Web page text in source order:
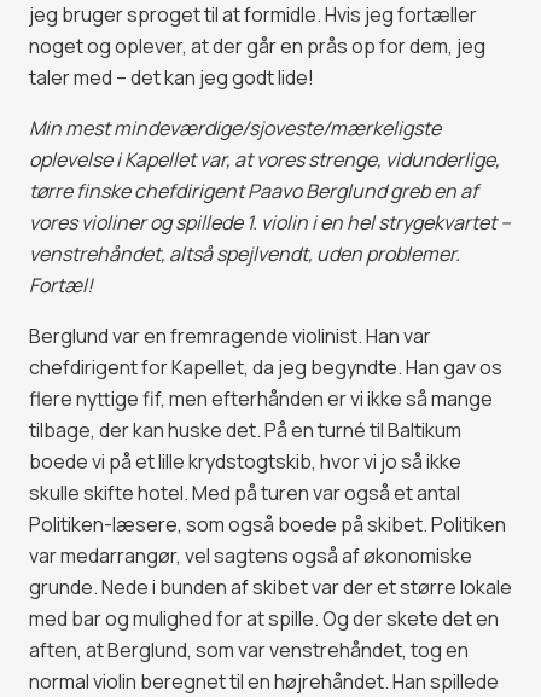
jeg bruger sproget til at formidle. Hvis jeg fortæller
noget og oplever, at der går en prås op for dem, jeg
taler med – det kan jeg godt lide!
Min mest mindeværdige/sjoveste/mærkeligste
oplevelse i Kapellet var, at vores strenge, vidunderlige,
tørre finske chefdirigent Paavo Berglund greb en af
vores violiner og spillede 1. violin i en hel strygekvartet –
venstrehåndet, altså spejlvendt, uden problemer.
Fortæl!
Berglund var en fremragende violinist. Han var
chefdirigent for Kapellet, da jeg begyndte. Han gav os
flere nyttige fif, men efterhånden er vi ikke så mange
tilbage, der kan huske det. På en turné til Baltikum
boede vi på et lille krydstogtskib, hvor vi jo så ikke
skulle skifte hotel. Med på turen var også et antal
Politiken-læsere, som også boede på skibet. Politiken
var medarrangør, vel sagtens også af økonomiske
grunde. Nede i bunden af skibet var der et større lokale
med bar og mulighed for at spille. Og der skete det en
aften, at Berglund, som var venstrehåndet, tog en
normal violin beregnet til en højrehåndet. Han spillede